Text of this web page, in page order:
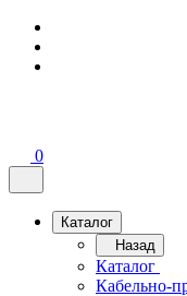
0
Каталог
Назад
Каталог
Кабельно-